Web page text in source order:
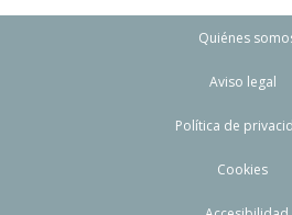
Quiénes
Aviso legal
Política de
Cookies